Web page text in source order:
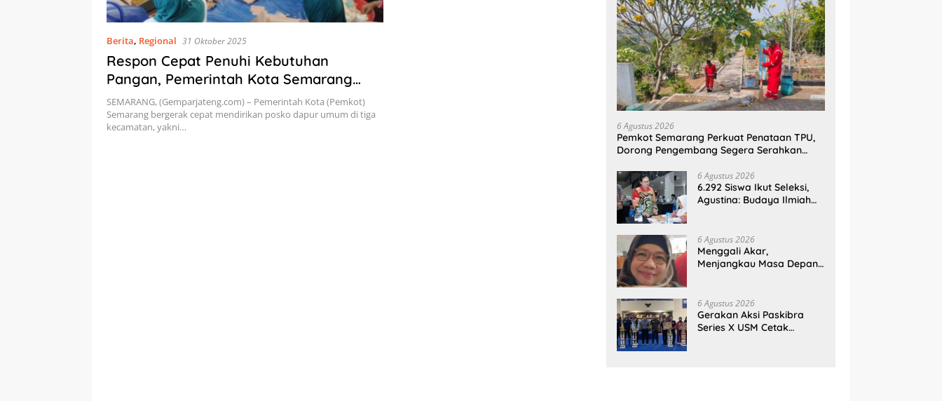
Berita, Regional 31 Oktober 2025
Respon Cepat Penuhi Kebutuhan
Pangan, Pemerintah Kota Semarang
Dirikan Dapur Umum Bantu Warga
Terdampak Banjir
SEMARANG, (Gemparjateng.com) – Pemerintah Kota (Pemkot)
Semarang bergerak cepat mendirikan posko dapur umum di tiga
kecamatan, yakni…
6 Agustus 2026
Pemkot Semarang Perkuat Penataan TPU,
Dorong Pengembang Segera Serahkan
6 Agustus 2026
6.292 Siswa Ikut Seleksi,
Agustina: Budaya Ilmiah
6 Agustus 2026
Menggali Akar,
Menjangkau Masa Depan:
Berkelanjutan
6 Agustus 2026
Gerakan Aksi Paskibra
Series X USM Cetak